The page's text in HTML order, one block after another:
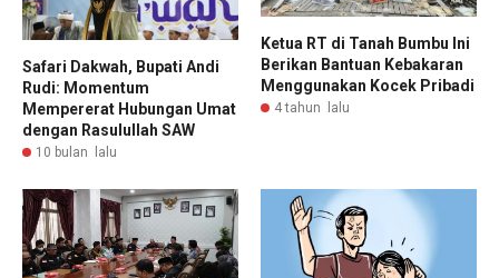
Safari Dakwah, Bupati Andi
Rudi: Momentum
Mempererat Hubungan Umat
dengan Rasulullah SAW
10 bulan lalu
Ketua RT di Tanah Bumbu Ini
Berikan Bantuan Kebakaran
Menggunakan Kocek Pribadi
4 tahun lalu